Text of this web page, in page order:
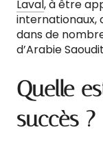
Laval, à être
internationaux,
dans de
d’Arabie
Quelle
succès ?